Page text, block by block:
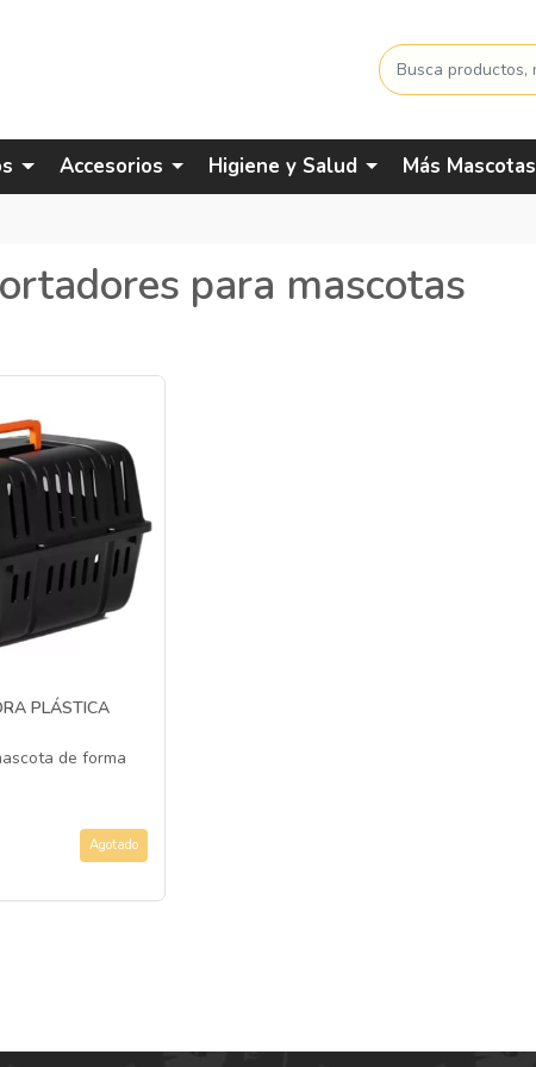
Accesorios Higiene y Salud Más Mascotas
para mascotas
PLÁSTICA
de forma
Agotado